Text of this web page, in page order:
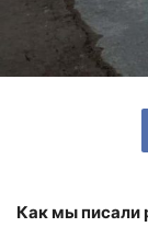
Как мы писали